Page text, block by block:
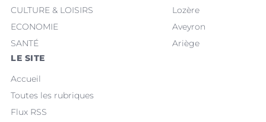
CULTURE & LOISIRS
ECONOMIE
SANTÉ
Lozère
Aveyron
Ariège
LE SITE
Accueil
Toutes les rubriques
Flux RSS